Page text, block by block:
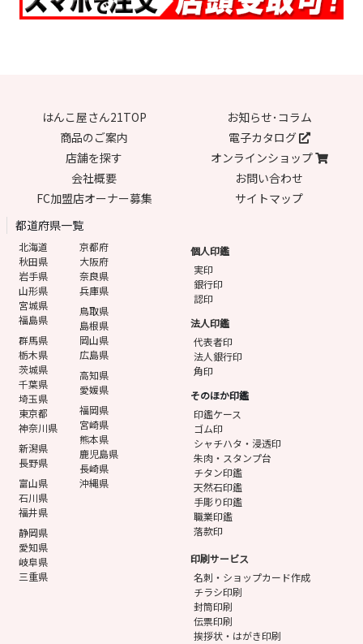
はんこ屋さん21TOP
お知らせ･コラム
商品のご案内
電子カタログ
店舗を探す
オンラインショップ
会社概要
お問い合わせ
FC加盟店オーナー募集
サイトマップ
都道府県一覧
北海道
秋田県
岩手県
山形県
宮城県
福島県
群馬県
栃木県
茨城県
千葉県
埼玉県
東京都
神奈川県
新潟県
長野県
富山県
石川県
福井県
静岡県
愛知県
岐阜県
三重県
京都府
大阪府
奈良県
兵庫県
鳥取県
島根県
岡山県
広島県
高知県
愛媛県
福岡県
宮崎県
熊本県
鹿児島県
長崎県
沖縄県
個人印鑑
実印
銀行印
認印
法人印鑑
代表者印
法人銀行印
角印
そのほか印鑑
印鑑ケース
ゴム印
シャチハタ・浸透印
朱肉・スタンプ台
チタン印鑑
天然石印鑑
手彫り印鑑
職業印鑑
落款印
印刷サービス
名刺・ショップカード作成
チラシ印刷
封筒印刷
伝票印刷
挨拶状・はがき印刷